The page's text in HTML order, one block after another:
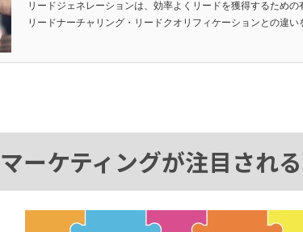
リードジェネレーションは、効率よくリードを獲得するため
リードナーチャリング・リードクオリフィケーションとの違い
ーケティングが注目され